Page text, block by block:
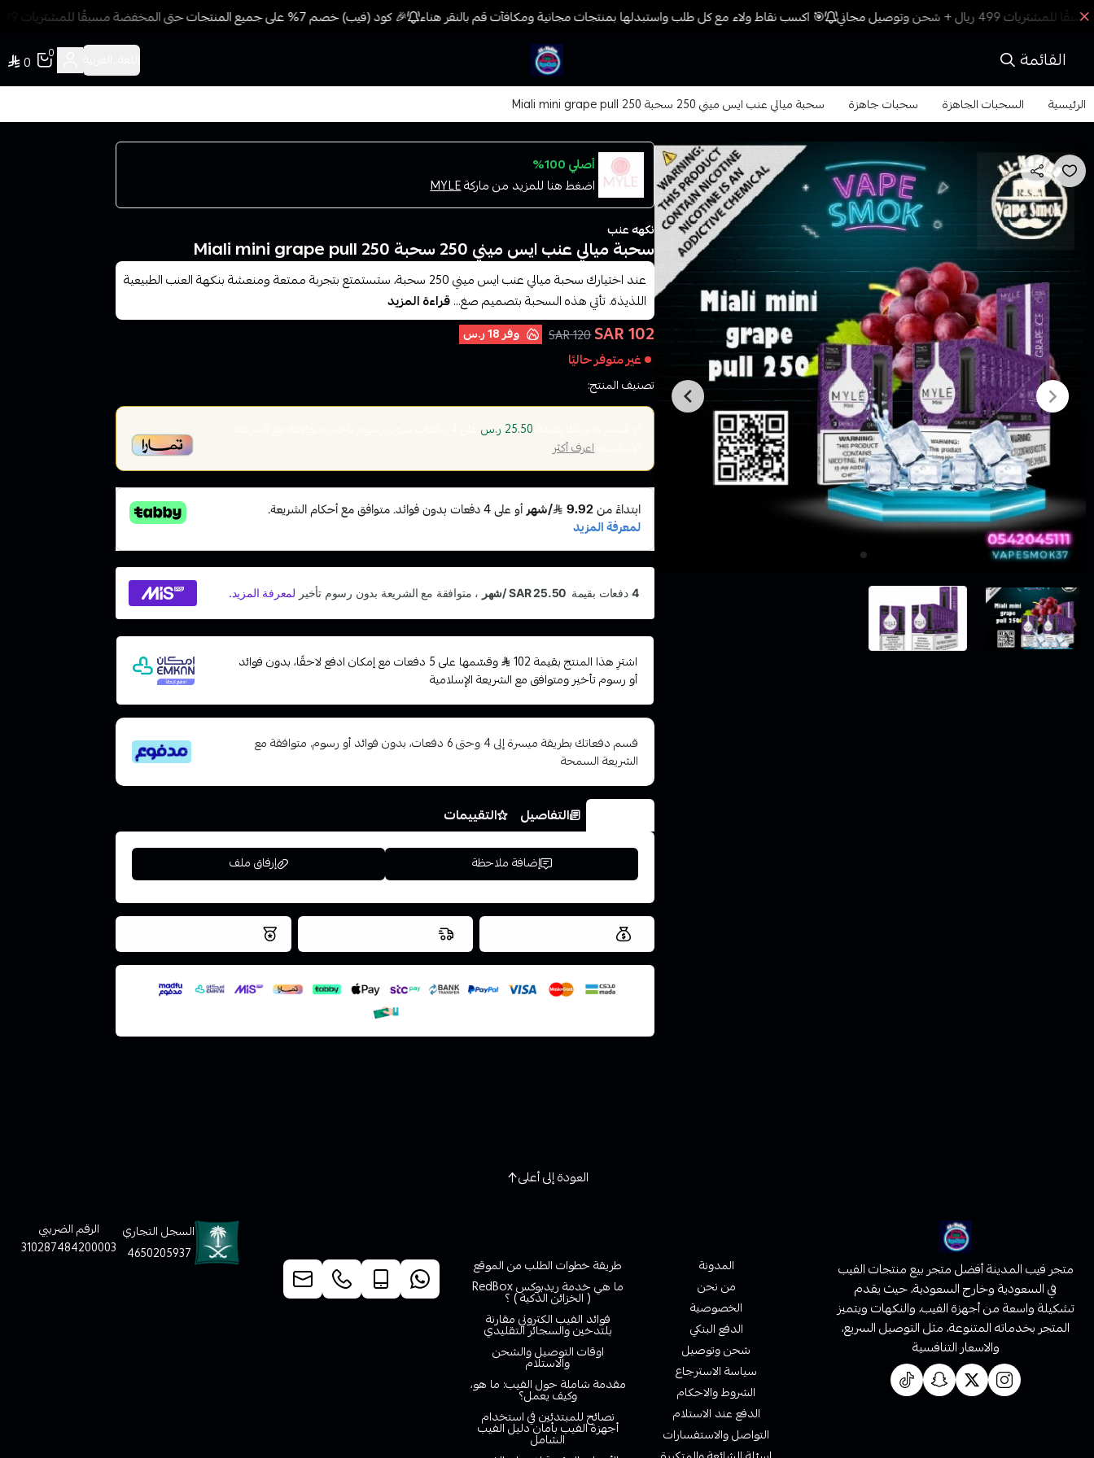
🎯 اكسب نقاط ولاء مع كل طلب واستبدلها بمنتجات مجانية ومكافآت قم بالنقر هناء 🎉 كود (فيب) خصم 7% على جميع المنتجات حتى المخفضة مسبقًا للمشتريات 499 ريال + شحن وتوصيل مجاني
القائمة فيب المدينة
0
0
الرئيسية السحبات الجاهزة سحبات جاهزة سحبة ميالي عنب ايس ميني 250 سحبة Miali mini grape pull 250
أصلي 100%
اضغط هنا للمزيد من ماركةMYLE
نكهه عنب
سحبة ميالي عنب ايس ميني 250 سحبة Miali mini grape pull 250
عند اختيارك سحبة ميالي عنب ايس ميني 250 سحبة، ستستمتع بتجربة ممتعة ومنعشة بنكهة العنب الطبيعية
اللذيذة. تأتي هذه السحبة بتصميم صغ...قراءة المزيد
102 SAR
120 SAR وفر18 ر.س
غير متوفر حاليًا
تصنيف المنتج:
25.50 ر.س على
الإسلاميةاعرف أكثر
اشترِ هذا المنتج بقيمة 102
وقسّمها على 5 دفعات مع إمكان ادفع لاحقًا، بدون فوائد
أو رسوم تأخير ومتوافق مع الشريعة الإسلامية
قسم دفعاتك بطريقة ميسرة إلى 4 وحتى 6 دفعات، بدون فوائد أو رسوم. متوافقة مع
الشريعة السمحة
التفاصيل التقييمات
إضافة ملاحظة إرفاق ملف
اسحب و افلت الملف هنا
استعراض
العروض والشحن مجاني نتميز بلجودة والتخزين الامن
العودة إلى أعلى
متجر فيب المدينة أفضل متجر بيع منتجات الفيب
في السعودية وخارج السعودية، حيث يقدم
تشكيلة واسعة من أجهزة الفيب، والنكهات ويتميز
المتجر بخدماته المتنوعة، مثل التوصيل السريع،
والاسعار التنافسية
المدونة
من نحن
الخصوصية
الدفع البنكي
شحن وتوصيل
سياسة الاسترجاع
الشروط والاحكام
الدفع عند الاستلام
التواصل والاستفسارات
طريقة خطوات الطلب من الموقع
ما هي خدمة ريدبوكس RedBox
( الخزائن الذكية ) ؟
فوائد الفيب الكتروني مقارنة
بلتدخين والسجائر التقليدي
اوقات التوصيل والشحن
والاستلام
مقدمة شاملة حول الفيب: ما هو،
وكيف يعمل؟
نصائح للمبتدئين في استخدام
أجهزة الفيب بأمان دليل الفيب
الشامل
السجل التجاري
4650205937
الرقم الضريبي
310287484200003